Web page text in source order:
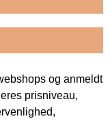
og anmeldt
prisniveau,